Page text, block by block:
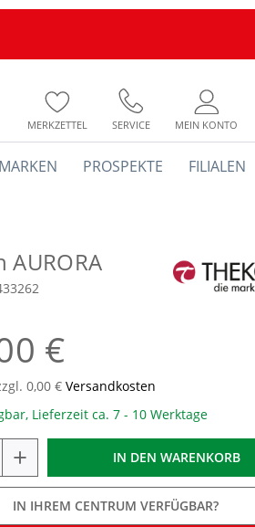
MERKZETTEL SERVICE MEIN KONTO
MARKEN PROSPEKTE FILIALEN
AURORA
€
0,00 € Versandkosten
Lieferzeit ca. 7 - 10 Werktage
+ IN DEN WARENKORB
IN IHREM CENTRUM VERFÜGBAR?